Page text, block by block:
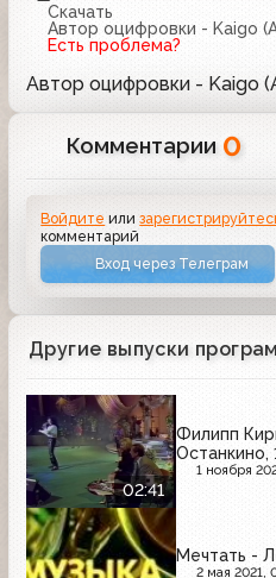
Скачать
Автор оцифровки - Kaigo
Есть проблема?
Автор оцифровки - Kaigo
Комментарии 0
Войдите или
комментарий
Вход через Телеграм
Другие выпуски
02:41
Филипп
Останкино,
1 ноября
Мечтать -
2 мая 2021,